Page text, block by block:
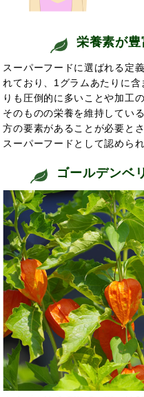
栄養素が
スーパーフードに選ばれる定
れており、1グラムあたりに
りも圧倒的に多いことや加工
そのものの栄養を維持してい
方の要素があることが必要と
スーパーフードとして認められ
ゴールデンベ